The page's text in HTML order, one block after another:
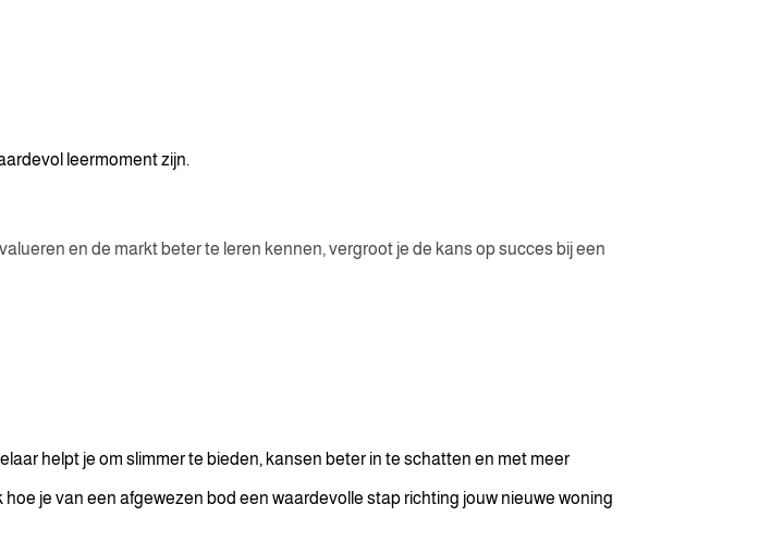
leermoment zijn.
en de markt beter te leren kennen, vergroot je de kans op succes bij een
helpt je om slimmer te bieden, kansen beter in te schatten en met meer
je van een afgewezen bod een waardevolle stap richting jouw nieuwe woning